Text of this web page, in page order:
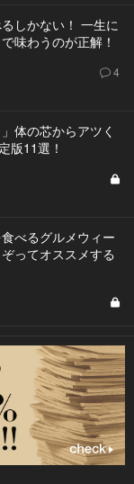
しかない！ 一生に
味わうのが正解！
4
体の芯からアツく
版11選！
べるグルメウィー
ってオススメする